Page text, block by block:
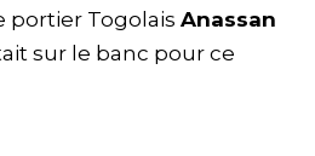
portier Togolais Anassan
sur le banc pour ce